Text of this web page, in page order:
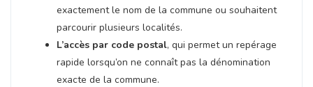
exactement le nom de la commune ou souhaitent
parcourir plusieurs localités.
L’accès par code postal, qui permet un repérage
rapide lorsqu’on ne connaît pas la dénomination
exacte de la commune.